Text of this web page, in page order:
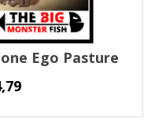
Ego Pasture